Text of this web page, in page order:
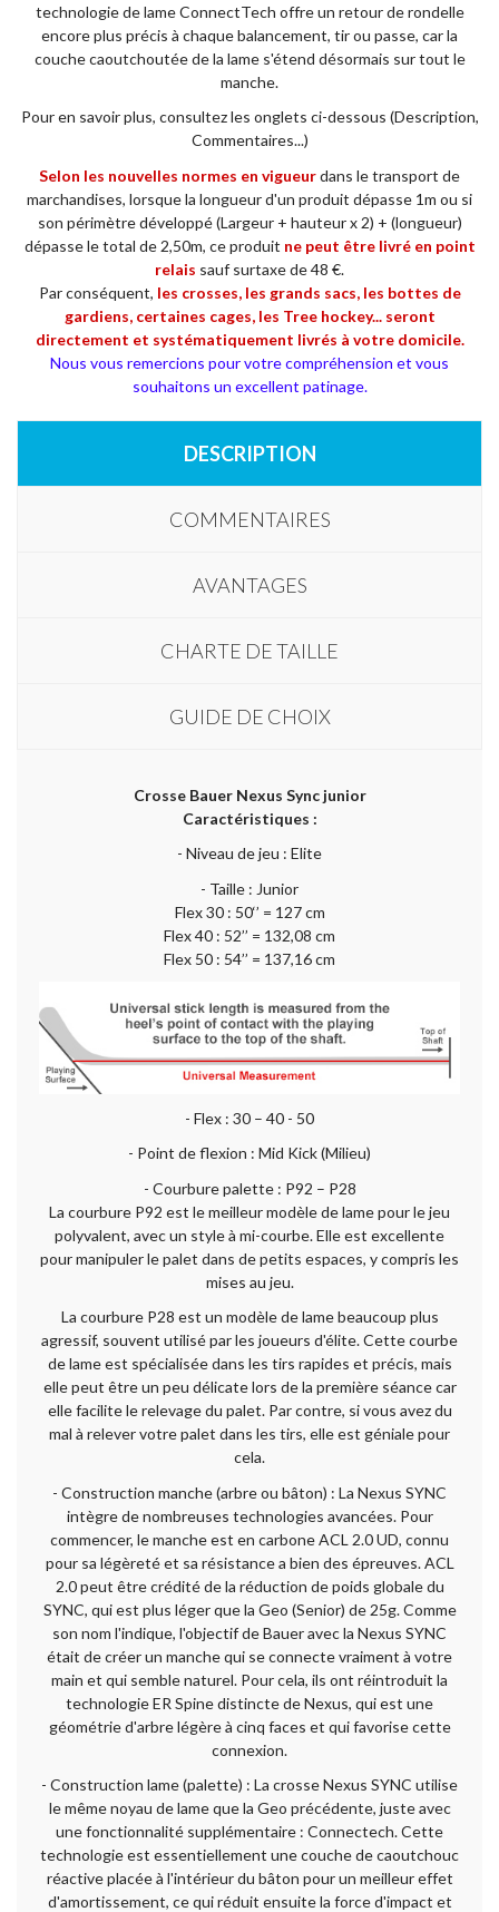
technologie de lame ConnectTech offre un retour de rondelle
encore plus précis à chaque balancement, tir ou passe, car la
couche caoutchoutée de la lame s'étend désormais sur tout le
manche.
Pour en savoir plus, consultez les onglets ci-dessous (Description,
Commentaires...)
Selon les nouvelles normes en vigueurdans le transport de
marchandises, lorsque la longueur d'un produit dépasse 1m ou si
son périmètre développé (Largeur + hauteur x 2) + (longueur)
dépasse le total de 2,50m, ce produit ne peut être livré en point
relais sauf surtaxe de 48 €.
Par conséquent, les crosses, les grands sacs, les bottes de
gardiens, certaines cages, les Tree hockey... seront
directement et systématiquement livrés à votre domicile.
Nous vous remercions pour votre compréhension et vous
souhaitons un excellent patinage.
DESCRIPTION
COMMENTAIRES
AVANTAGES
CHARTE DE TAILLE
GUIDE DE CHOIX
Crosse Bauer Nexus Sync junior
Caractéristiques :
- Niveau de jeu : Elite
- Taille : Junior
Flex 30 : 50‘’ = 127 cm
Flex 40 : 52’’ = 132,08 cm
Flex 50 : 54’’ = 137,16 cm
- Flex : 30 – 40 - 50
- Point de flexion : Mid Kick (Milieu)
- Courbure palette : P92 – P28
La courbure P92 est le meilleur modèle de lame pour le jeu
polyvalent, avec un style à mi-courbe. Elle est excellente
pour manipuler le palet dans de petits espaces, y compris les
mises au jeu.
La courbure P28 est un modèle de lame beaucoup plus
agressif, souvent utilisé par les joueurs d'élite. Cette courbe
de lame est spécialisée dans les tirs rapides et précis, mais
elle peut être un peu délicate lors de la première séance car
elle facilite le relevage du palet. Par contre, si vous avez du
mal à relever votre palet dans les tirs, elle est géniale pour
cela.
- Construction manche (arbre ou bâton) : La Nexus SYNC
intègre de nombreuses technologies avancées. Pour
commencer, le manche est en carbone ACL 2.0 UD, connu
pour sa légèreté et sa résistance a bien des épreuves. ACL
2.0 peut être crédité de la réduction de poids globale du
SYNC, qui est plus léger que la Geo (Senior) de 25g. Comme
son nom l'indique, l'objectif de Bauer avec la Nexus SYNC
était de créer un manche qui se connecte vraiment à votre
main et qui semble naturel. Pour cela, ils ont réintroduit la
technologie ER Spine distincte de Nexus, qui est une
géométrie d'arbre légère à cinq faces et qui favorise cette
connexion.
- Construction lame (palette) : La crosse Nexus SYNC utilise
le même noyau de lame que la Geo précédente, juste avec
une fonctionnalité supplémentaire : Connectech. Cette
technologie est essentiellement une couche de caoutchouc
réactive placée à l'intérieur du bâton pour un meilleur effet
d'amortissement, ce qui réduit ensuite la force d'impact et